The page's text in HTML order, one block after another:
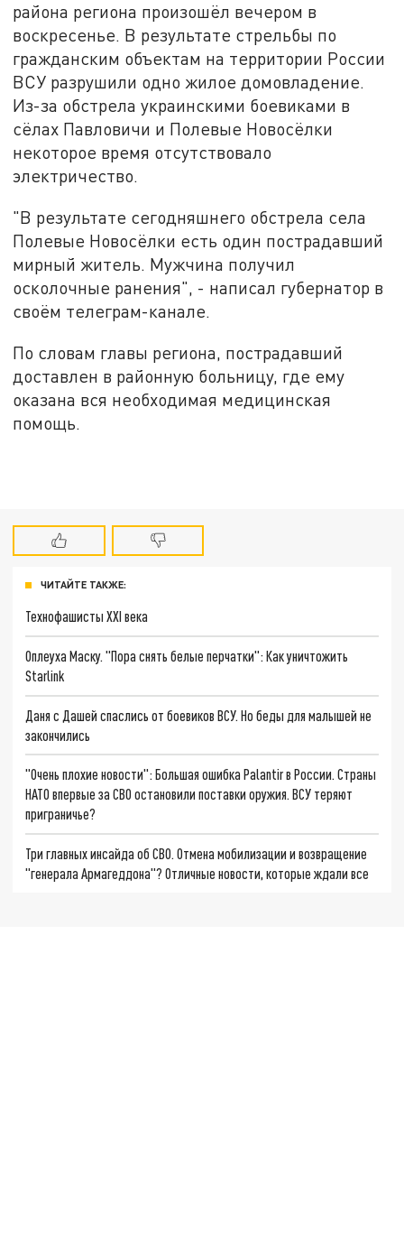
района региона произошёл вечером в
воскресенье. В результате стрельбы по
гражданским объектам на территории России
ВСУ разрушили одно жилое домовладение.
Из-за обстрела украинскими боевиками в
сёлах Павловичи и Полевые Новосёлки
некоторое время отсутствовало
электричество.
"В результате сегодняшнего обстрела села
Полевые Новосёлки есть один пострадавший
мирный житель. Мужчина получил
осколочные ранения", - написал губернатор в
своём телеграм-канале.
По словам главы региона, пострадавший
доставлен в районную больницу, где ему
оказана вся необходимая медицинская
помощь.
ЧИТАЙТЕ ТАКЖЕ:
Технофашисты XXI века
Оплеуха Маску. "Пора снять белые перчатки": Как уничтожить
Starlink
Даня с Дашей спаслись от боевиков ВСУ. Но беды для малышей не
закончились
"Очень плохие новости": Большая ошибка Palantir в России. Страны
НАТО впервые за СВО остановили поставки оружия. ВСУ теряют
приграничье?
Три главных инсайда об СВО. Отмена мобилизации и возвращение
"генерала Армагеддона"? Отличные новости, которые ждали все